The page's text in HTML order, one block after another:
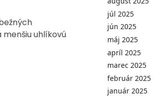
uhlíkovú
júl 2025
jún 2025
máj 2025
apríl 2025
marec 2025
február 2025
január 2025